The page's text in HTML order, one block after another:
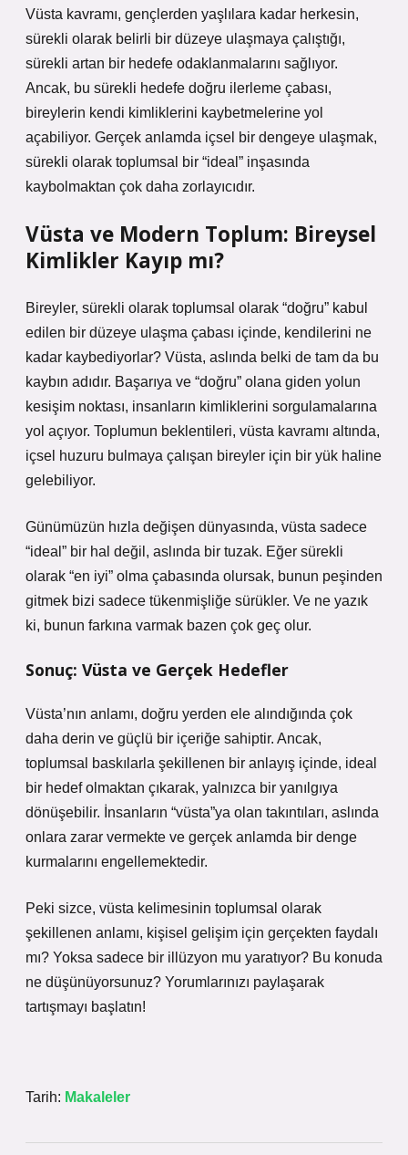
Vüsta kavramı, gençlerden yaşlılara kadar herkesin,
sürekli olarak belirli bir düzeye ulaşmaya çalıştığı,
sürekli artan bir hedefe odaklanmalarını sağlıyor.
Ancak, bu sürekli hedefe doğru ilerleme çabası,
bireylerin kendi kimliklerini kaybetmelerine yol
açabiliyor. Gerçek anlamda içsel bir dengeye ulaşmak,
sürekli olarak toplumsal bir “ideal” inşasında
kaybolmaktan çok daha zorlayıcıdır.
Vüsta ve Modern Toplum: Bireysel
Kimlikler Kayıp mı?
Bireyler, sürekli olarak toplumsal olarak “doğru” kabul
edilen bir düzeye ulaşma çabası içinde, kendilerini ne
kadar kaybediyorlar? Vüsta, aslında belki de tam da bu
kaybın adıdır. Başarıya ve “doğru” olana giden yolun
kesişim noktası, insanların kimliklerini sorgulamalarına
yol açıyor. Toplumun beklentileri, vüsta kavramı altında,
içsel huzuru bulmaya çalışan bireyler için bir yük haline
gelebiliyor.
Günümüzün hızla değişen dünyasında, vüsta sadece
“ideal” bir hal değil, aslında bir tuzak. Eğer sürekli
olarak “en iyi” olma çabasında olursak, bunun peşinden
gitmek bizi sadece tükenmişliğe sürükler. Ve ne yazık
ki, bunun farkına varmak bazen çok geç olur.
Sonuç: Vüsta ve Gerçek Hedefler
Vüsta’nın anlamı, doğru yerden ele alındığında çok
daha derin ve güçlü bir içeriğe sahiptir. Ancak,
toplumsal baskılarla şekillenen bir anlayış içinde, ideal
bir hedef olmaktan çıkarak, yalnızca bir yanılgıya
dönüşebilir. İnsanların “vüsta”ya olan takıntıları, aslında
onlara zarar vermekte ve gerçek anlamda bir denge
kurmalarını engellemektedir.
Peki sizce, vüsta kelimesinin toplumsal olarak
şekillenen anlamı, kişisel gelişim için gerçekten faydalı
mı? Yoksa sadece bir illüzyon mu yaratıyor? Bu konuda
ne düşünüyorsunuz? Yorumlarınızı paylaşarak
tartışmayı başlatın!
Tarih: Makaleler